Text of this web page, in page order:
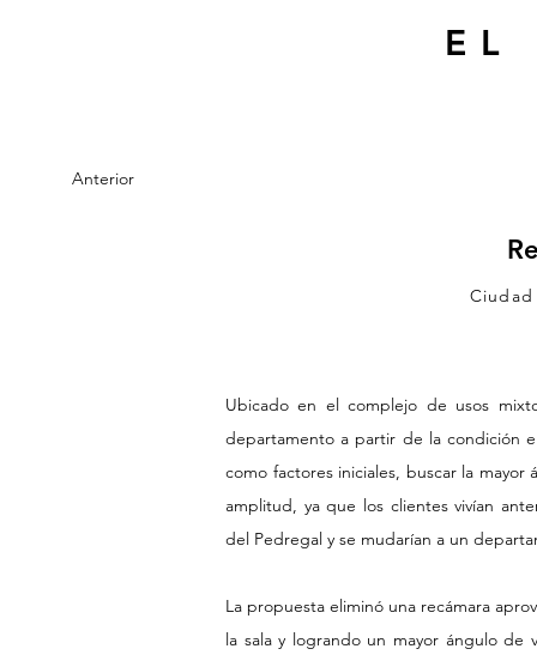
EL
Anterior
Ubicado en el complejo de usos
departamento a partir de la condición
como factores iniciales, buscar la
amplitud, ya que los clientes vivían
del Pedregal y se mudarían a un
La propuesta eliminó una recámara
la sala y logrando un mayor ángulo de